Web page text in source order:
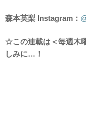
森本英梨 Instagram：
☆この連載は＜毎週木
しみに…！